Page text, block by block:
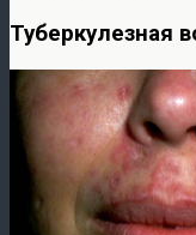
Туберкулезная